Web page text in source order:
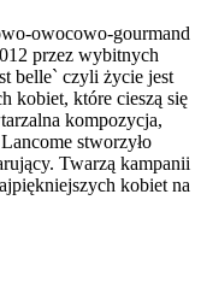
owocowo-gourmand
przez wybitnych
belle` czyli życie jest
kobiet, które cieszą się
kompozycja,
stworzyło
Twarzą kampanii
kobiet na